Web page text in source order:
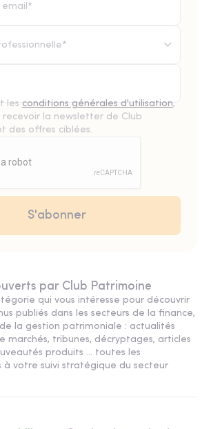
les conditions générales d'utilisation,
la newsletter de Club
des offres ciblées.
par Club Patrimoine
qui vous intéresse pour découvrir
publiés dans les secteurs de la finance,
la gestion patrimoniale : actualités
marchés, tribunes, décryptages, articles
produits ... toutes les
à votre suivi stratégique du secteur